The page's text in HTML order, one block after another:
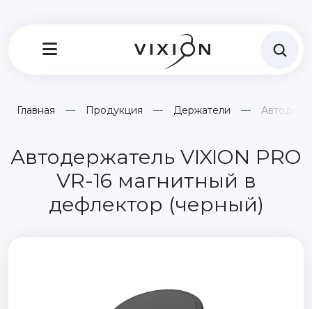
Главная Продукция Держатели
Автодержатель VIXION PRO
VR-16 магнитный в
дефлектор (черный)